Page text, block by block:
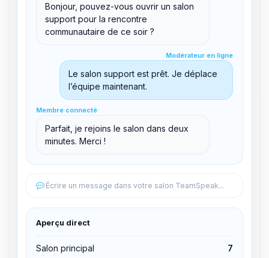
Bonjour, pouvez-vous ouvrir un salon
support pour la rencontre
communautaire de ce soir ?
Modérateur en ligne
Le salon support est prêt. Je déplace
l’équipe maintenant.
Membre connecté
Parfait, je rejoins le salon dans deux
minutes. Merci !
Écrire un message dans votre salon TeamSpeak...
Aperçu direct
Salon principal 7
Modérateur en ligne
support@boxtoplay.com
Salon principal
Éditer les permissions
Expulser du canal